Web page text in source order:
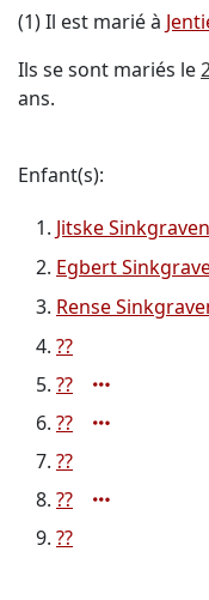
(1) Il est marié à
Ils se sont mariés le
ans.
Enfant(s):
Jitske Sinkgraven
Egbert
Rense
??
??
??
??
??
??